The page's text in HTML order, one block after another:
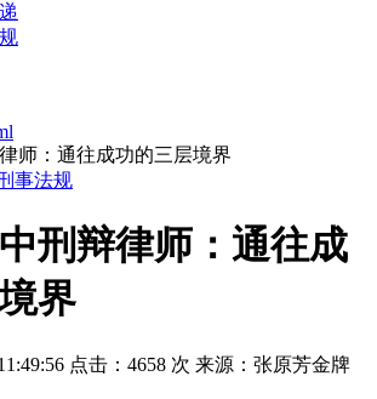
事法规
刑辩律师：通往成
界
点击：4658 次 来源：张原芳金牌